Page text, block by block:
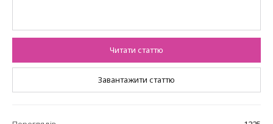
Читати статтю
Завантажити статтю